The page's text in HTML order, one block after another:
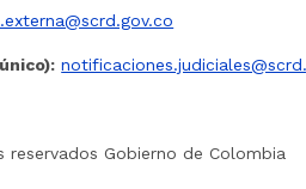
Gobierno de Colombia